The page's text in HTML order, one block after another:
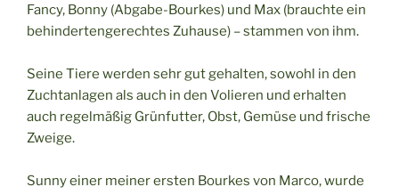
Fancy, Bonny (Abgabe-Bourkes) und Max (brauchte ein
behindertengerechtes Zuhause) – stammen von ihm.
Seine Tiere werden sehr gut gehalten, sowohl in den
Zuchtanlagen als auch in den Volieren und erhalten
auch regelmäßig Grünfutter, Obst, Gemüse und frische
Zweige.
Sunny einer meiner ersten Bourkes von Marco, wurde